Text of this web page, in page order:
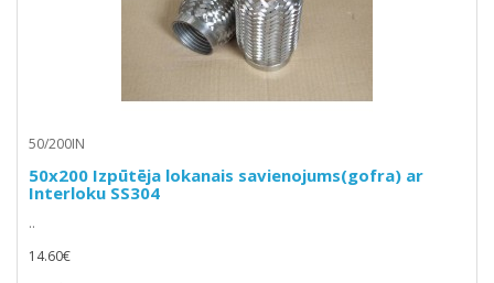
50/200IN
50x200 Izpūtēja lokanais savienojums(gofra) ar
Interloku SS304
..
14.60€